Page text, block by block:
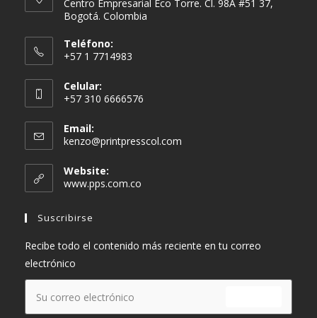
Centro Empresarial Eco Torre. Cl. 98A #51 37,
Bogotá. Colombia
Teléfono:
+57 1 7714983
Celular:
+57 310 6666576
Email:
kenzo@printpresscol.com
Website:
www.pps.com.co
Suscribirse
Recibe todo el contenido más reciente en tu correo
electrónico